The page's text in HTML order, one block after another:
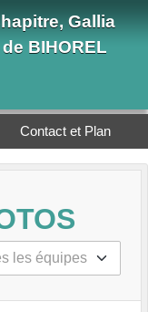
Gallia
BIHOREL
Contact et Plan